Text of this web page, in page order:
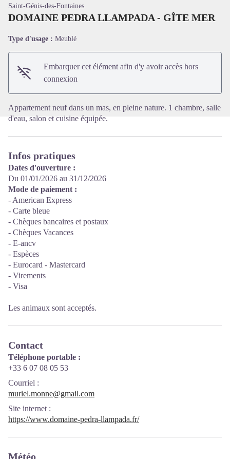
Saint-Génis-des-Fontaines
DOMAINE PEDRA LLAMPADA - GÎTE MER
Type d'usage : Meublé
Embarquer cet élément afin d'y avoir accès hors
connexion
Appartement neuf dans un mas, en pleine nature. 1 chambre, salle
d'eau, salon et cuisine équipée.
Infos pratiques
Dates d'ouverture :
Du 01/01/2026 au 31/12/2026
Mode de paiement :
- American Express
- Carte bleue
- Chèques bancaires et postaux
- Chèques Vacances
- E-ancv
- Espèces
- Eurocard - Mastercard
- Virements
- Visa
Les animaux sont acceptés.
Contact
Téléphone portable :
+33 6 07 08 05 53
Courriel :
muriel.monne@gmail.com
Site internet :
https://www.domaine-pedra-llampada.fr/
Météo